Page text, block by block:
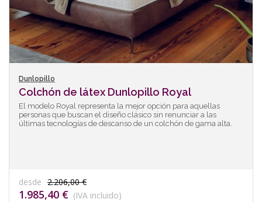
Dunlopillo
Colchón de látex Dunlopillo Royal
El modelo Royal representa la mejor opción para aquellas
personas que buscan el diseño clásico sin renunciar a las
últimas tecnologías de descanso de un colchón de gama alta.
desde 2.206,00 €
1.985,40 € (IVA incluido)